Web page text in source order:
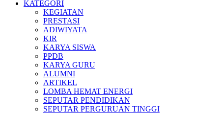
KATEGORI
KEGIATAN
PRESTASI
ADIWIYATA
KIR
KARYA SISWA
PPDB
KARYA GURU
ALUMNI
ARTIKEL
LOMBA HEMAT ENERGI
SEPUTAR PENDIDIKAN
SEPUTAR PERGURUAN TINGGI